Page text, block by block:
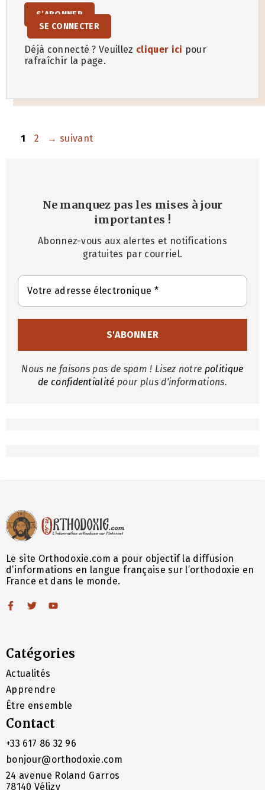
S’ABONNER
SE CONNECTER
Déjà connecté ? Veuillez cliquer ici pour
rafraîchir la page.
Page
1 Page
2 → suivant
Ne manquez pas les mises à jour
importantes !
Abonnez-vous aux alertes et notifications
gratuites par courriel.
Nous ne faisons pas de spam ! Lisez notre politique
de confidentialité pour plus d'informations.
Le site Orthodoxie.com a pour objectif la diffusion
d’informations en langue française sur l’orthodoxie en
France et dans le monde.
Catégories
Actualités
Apprendre
Être ensemble
Contact
+33 617 86 32 96
bonjour@orthodoxie.com
24 avenue Roland Garros
78140 Vélizy